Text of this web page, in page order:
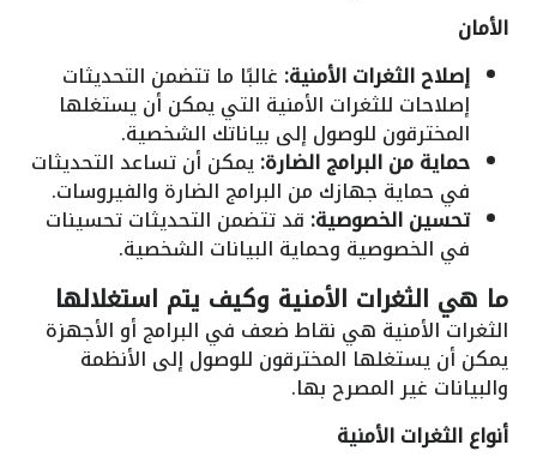
الأمان
إصلاح الثغرات الأمنية: غالبًا ما تتضمن التحديثات
إصلاحات للثغرات الأمنية التي يمكن أن يستغلها
المخترقون للوصول إلى بياناتك الشخصية.
حماية من البرامج الضارة:يمكن أن تساعد التحديثات
في حماية جهازك من البرامج الضارة والفيروسات.
تحسين الخصوصية: قد تتضمن التحديثات تحسينات
في الخصوصية وحماية البيانات الشخصية.
ما هي الثغرات الأمنية وكيف يتم استغلالها
الثغرات الأمنية هي نقاط ضعف في البرامج أو الأجهزة
يمكن أن يستغلها المخترقون للوصول إلى الأنظمة
والبيانات غير المصرح بها.
أنواع الثغرات الأمنية